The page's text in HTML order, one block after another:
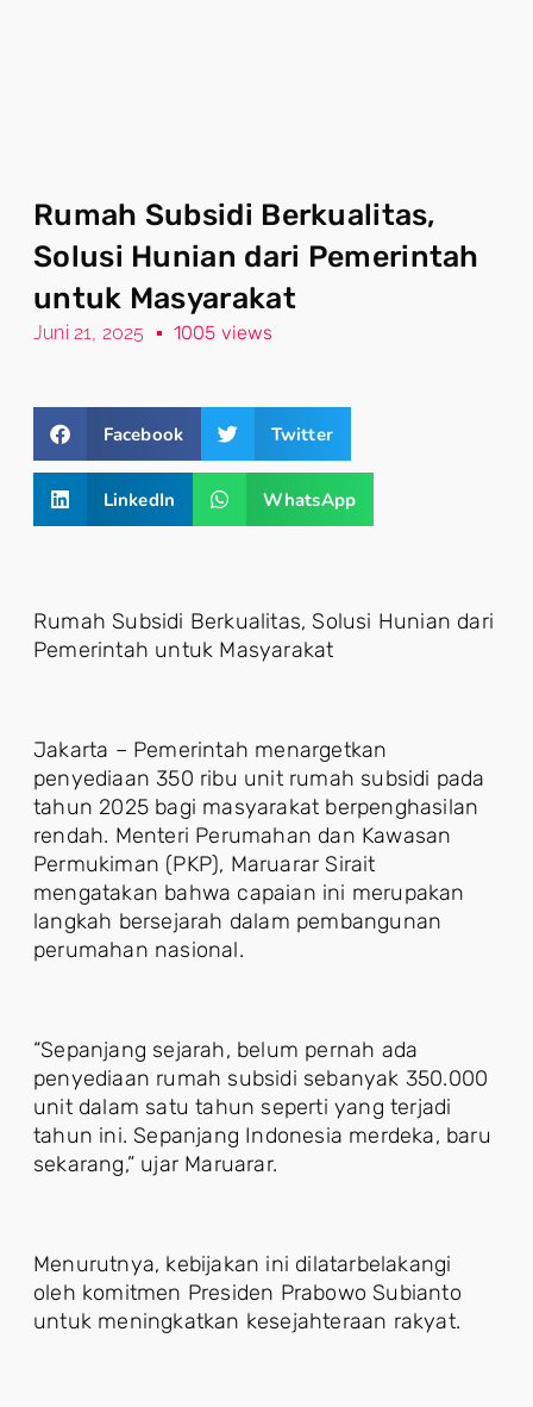
Rumah Subsidi Berkualitas,
Solusi Hunian dari Pemerintah
untuk Masyarakat
Juni 21, 2025 1005 views
Facebook Twitter
LinkedIn WhatsApp
Rumah Subsidi Berkualitas, Solusi Hunian dari
Pemerintah untuk Masyarakat
Jakarta – Pemerintah menargetkan
penyediaan 350 ribu unit rumah subsidi pada
tahun 2025 bagi masyarakat berpenghasilan
rendah. Menteri Perumahan dan Kawasan
Permukiman (PKP), Maruarar Sirait
mengatakan bahwa capaian ini merupakan
langkah bersejarah dalam pembangunan
perumahan nasional.
“Sepanjang sejarah, belum pernah ada
penyediaan rumah subsidi sebanyak 350.000
unit dalam satu tahun seperti yang terjadi
tahun ini. Sepanjang Indonesia merdeka, baru
sekarang,” ujar Maruarar.
Menurutnya, kebijakan ini dilatarbelakangi
oleh komitmen Presiden Prabowo Subianto
untuk meningkatkan kesejahteraan rakyat.